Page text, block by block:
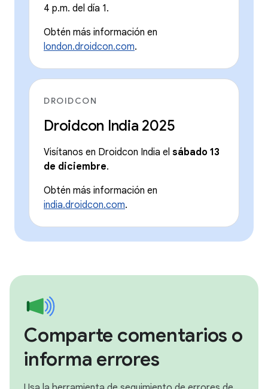
4 p.m. del día 1.
Obtén más información en
london.droidcon.com.
DROIDCON
Droidcon India 2025
Visítanos en Droidcon India el sábado 13
de diciembre.
Obtén más información en
india.droidcon.com.
Comparte comentarios o
informa errores